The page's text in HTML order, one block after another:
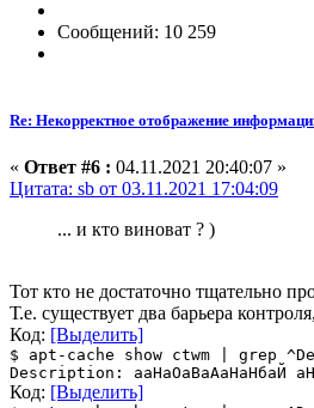
Сообщений: 10 259
Re: Некорректное отображение
« Ответ #6 : 04.11.2021 20:40:07 »
Цитата: sb от 03.11.2021 17:04:09
... и кто виноват ? )
Тот кто не достаточно тщательно
Т.е. существует два барьера
Код: [Выделить]
$ apt-cache show ctwm | grep
Description: ааНаОаВаАаНаНбаЙ
Код: [Выделить]